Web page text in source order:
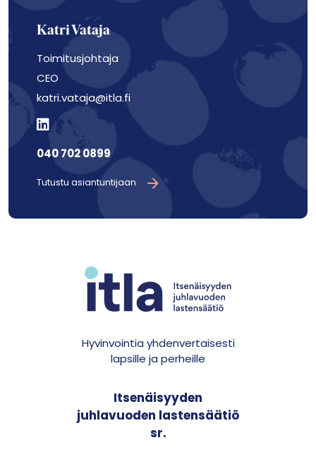
Katri Vataja
Toimitusjohtaja
CEO
katri.vataja@itla.fi
040 702 0899
Tutustu asiantuntijaan
Hyvinvointia yhdenvertaisesti
lapsille ja perheille
Itsenäisyyden
juhlavuoden lastensäätiö
sr.